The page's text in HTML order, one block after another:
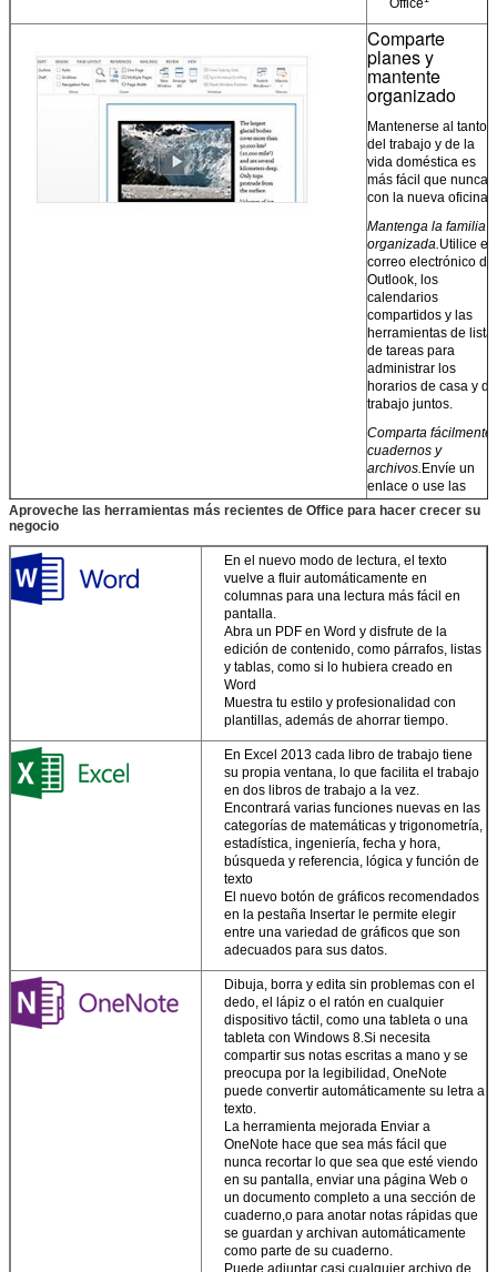
Deja un mensaje
¡Te llamaremos pronto!
Office
Comparte
planes y
mantente
organizado
Mantenerse al tanto
del trabajo y de la
vida doméstica es
más fácil que nunca
con la nueva oficina.
Mantenga la familia
organizada.Utilice el
correo electrónico de
Outlook, los
calendarios
compartidos y las
herramientas de lista
de tareas para
administrar los
horarios de casa y de
trabajo juntos.
Comparta fácilmente
cuadernos y
archivos.Envíe un
enlace o use las
aplicaciones web
editarlas.
Convierta sus
documentos de
gran aspecto
plantilla, luego puli tu
trabajo con
expertas.
Trabaja como
quieras.Captura tus
ideas usando
lápiz o pantalla táctil.
Trabaja fácilmente
medios.Arrastre y
deje caer imágenes,
videos y medios en
línea en archivos, y
extraiga el contenido
de los PDF
directamente a Word.
Su oficina
personalizada
Crear documentos
aspecto profesional,
tanto si está en su
escritorio como en
cualquier lugar.
Sus ajustes
personalizados
con usted.Inicie
sesión en su cuenta y
Aproveche las herramientas más recientes de Office para hacer crecer su
negocio
En el nuevo modo de lectura, el texto
vuelve a fluir automáticamente en
columnas para una lectura más fácil en
pantalla.
Abra un PDF en Word y disfrute de la
edición de contenido, como párrafos, listas
y tablas, como si lo hubiera creado en
Word
Muestra tu estilo y profesionalidad con
plantillas, además de ahorrar tiempo.
En Excel 2013 cada libro de trabajo tiene
su propia ventana, lo que facilita el trabajo
en dos libros de trabajo a la vez.
Encontrará varias funciones nuevas en las
categorías de matemáticas y trigonometría,
estadística, ingeniería, fecha y hora,
búsqueda y referencia, lógica y función de
texto
El nuevo botón de gráficos recomendados
en la pestaña Insertar le permite elegir
entre una variedad de gráficos que son
adecuados para sus datos.
Dibuja, borra y edita sin problemas con el
dedo, el lápiz o el ratón en cualquier
dispositivo táctil, como una tableta o una
tableta con Windows 8.Si necesita
compartir sus notas escritas a mano y se
preocupa por la legibilidad, OneNote
puede convertir automáticamente su letra a
texto.
La herramienta mejorada Enviar a
OneNote hace que sea más fácil que
nunca recortar lo que sea que esté viendo
en su pantalla, enviar una página Web o
un documento completo a una sección de
cuaderno,o para anotar notas rápidas que
se guardan y archivan automáticamente
como parte de su cuaderno.
Puede adjuntar casi cualquier archivo de